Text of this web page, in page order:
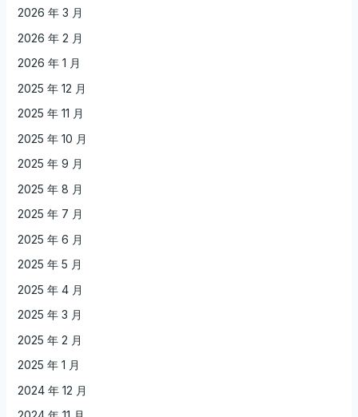
2026 年 3 月
2026 年 2 月
2026 年 1 月
2025 年 12 月
2025 年 11 月
2025 年 10 月
2025 年 9 月
2025 年 8 月
2025 年 7 月
2025 年 6 月
2025 年 5 月
2025 年 4 月
2025 年 3 月
2025 年 2 月
2025 年 1 月
2024 年 12 月